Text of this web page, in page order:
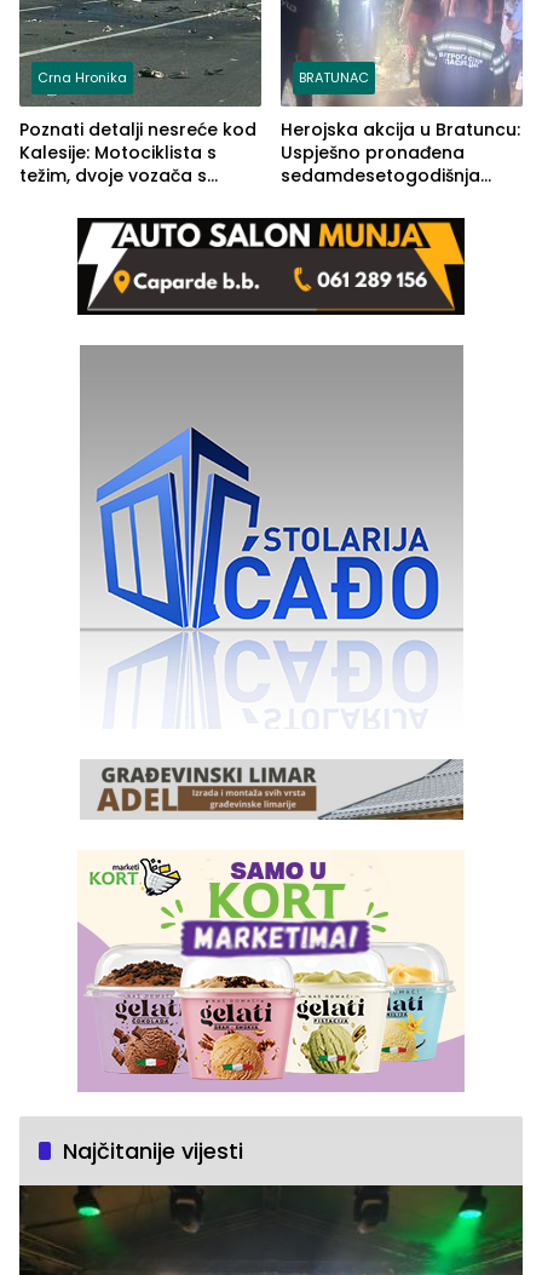
Crna Hronika
Poznati detalji nesreće kod
Kalesije: Motociklista s
težim, dvoje vozača s
BRATUNAC
Herojska akcija u Bratuncu:
Uspješno pronađena
sedamdesetogodišnja
Kravice.
Najčitanije vijesti